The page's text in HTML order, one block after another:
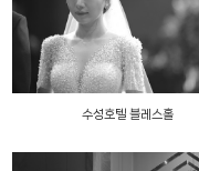
수성호텔 블레스홀